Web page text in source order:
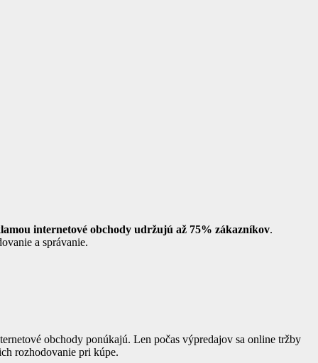
internetové obchody udržujú až 75% zákazníkov.
a správanie.
obchody ponúkajú. Len počas výpredajov sa online tržby
rozhodovanie pri kúpe.